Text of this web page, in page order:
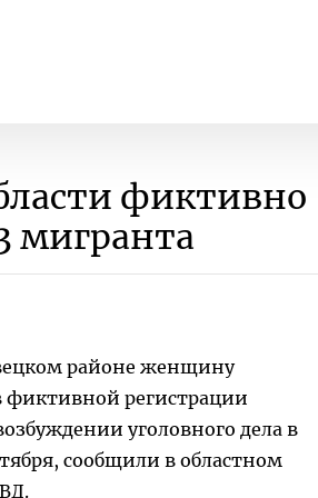
фиктивно
мигранта
районе женщину
фиктивной регистрации
уголовного дела в
сообщили в областном